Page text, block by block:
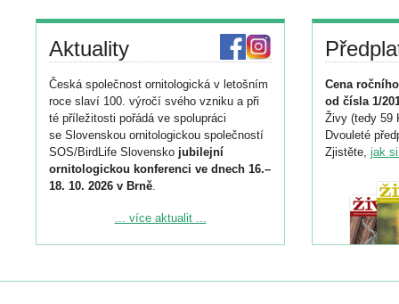
Aktuality
Česká společnost ornitologická v letošním
roce slaví 100. výročí svého vzniku a při
té příležitosti pořádá ve spolupráci
se Slovenskou ornitologickou společností
SOS/BirdLife Slovensko jubilejní
ornitologickou konferenci ve dnech 16.–
18. 10. 2026 v Brně.
Podrobnější informace ke konferenci
Registrovat se můžete do 6. září.
... více aktualit ...
Cena
od čísla 1/
Živy (tedy 59
Dvouleté
Zjistěte, jak